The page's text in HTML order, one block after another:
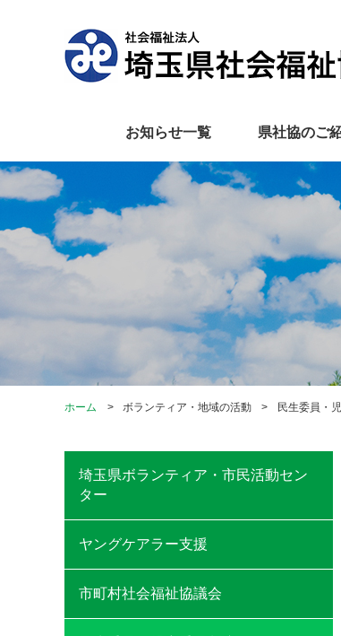
お知らせ一覧 県社協のご
ホーム ボランティア・地域の活動 民生委員・
埼玉県ボランティア・市民活動セン
ター
ヤングケアラー支援
市町村社会福祉協議会